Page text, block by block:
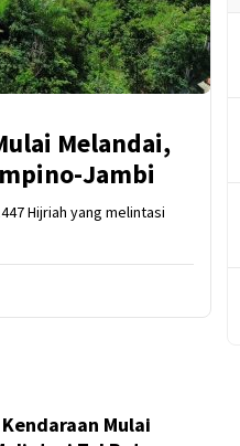
Melandai,
Jambi
Hijriah yang melintasi
Mulai